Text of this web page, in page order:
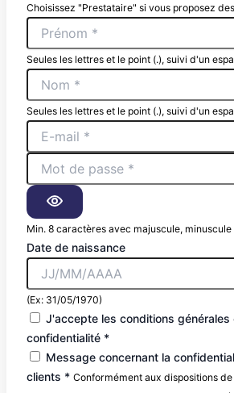
Choisissez "Prestataire" si vous proposez
Seules les lettres et le point (.), suivi d'un
Seules les lettres et le point (.), suivi d'un
Min. 8 caractères avec majuscule,
Date de naissance
(Ex: 31/05/1970)
J'accepte les conditions générales
confidentialité *
Message concernant la
clients * Conformément aux dispositions